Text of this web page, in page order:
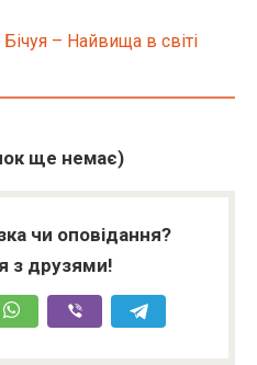
Бічуя – Найвища в світі
ще немає)
чи оповідання?
з друзями!